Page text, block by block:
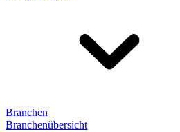
Branchen
Branchenübersicht